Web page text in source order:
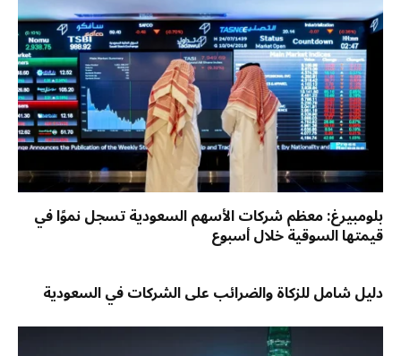
بلومبيرغ: معظم شركات الأسهم السعودية تسجل نموًا في
قيمتها السوقية خلال أسبوع
دليل شامل للزكاة والضرائب على الشركات في السعودية